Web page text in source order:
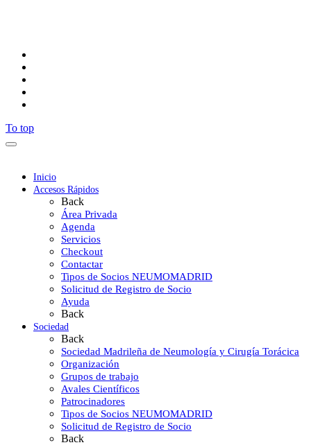
To top
Inicio
Accesos Rápidos
Back
Área Privada
Agenda
Servicios
Checkout
Contactar
Tipos de Socios NEUMOMADRID
Solicitud de Registro de Socio
Ayuda
Back
Sociedad
Back
Sociedad Madrileña de Neumología y Cirugía Torácica
Organización
Grupos de trabajo
Avales Científicos
Patrocinadores
Tipos de Socios NEUMOMADRID
Solicitud de Registro de Socio
Back